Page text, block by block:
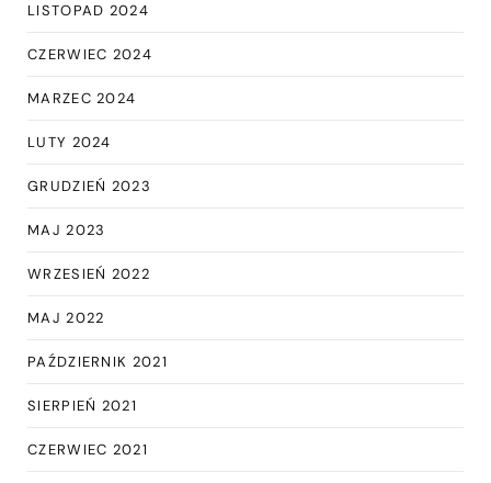
LISTOPAD 2024
CZERWIEC 2024
MARZEC 2024
LUTY 2024
GRUDZIEŃ 2023
MAJ 2023
WRZESIEŃ 2022
MAJ 2022
PAŹDZIERNIK 2021
SIERPIEŃ 2021
CZERWIEC 2021